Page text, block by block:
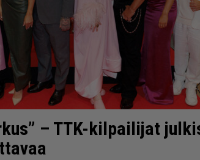
– TTK-kilpailijat